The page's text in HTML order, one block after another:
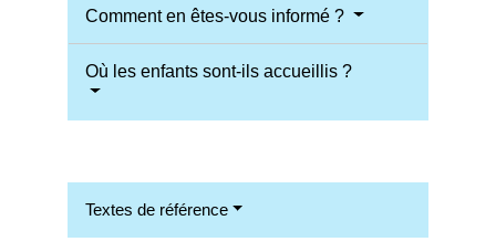
Comment en êtes-vous informé ?
Où les enfants sont-ils accueillis ?
Textes de référence